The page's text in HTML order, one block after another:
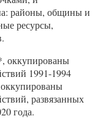
районы, общины и
ресурсы,
оккупированы
1991-1994
развязанных
года.